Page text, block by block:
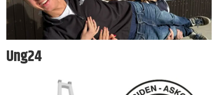
Ung24